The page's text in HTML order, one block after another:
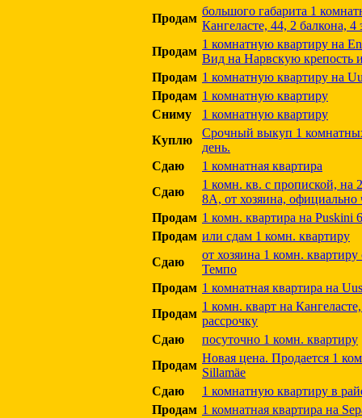
Продам
большого габарита 1
Кангеласте, 44, 2 балкона, 4
Продам
1 комнатную квартиру на
Вид на Нарвскую крепость
Продам 1 комнатную квартиру на
Продам 1 комнатную квартиру
Сниму
1 комнатную квартиру
Куплю
Срочный выкуп 1
день.
Сдаю
1 комнатная квартира
Сдаю
1 комн. кв. с пропиской, на
8А, от хозяина, официально
Продам 1 комн. квартира на Puskini
Продам или сдам 1 комн. квартиру
Сдаю
от хозяина 1 комн.
Темпо
Продам 1 комнатная квартира на
Продам
1 комн. кварт на
рассрочку
Сдаю
посуточно 1 комн. квартиру
Продам
Новая цена. Продается 1
Sillamäe
Сдаю
1 комнатную квартиру в
Продам 1 комнатная квартира на